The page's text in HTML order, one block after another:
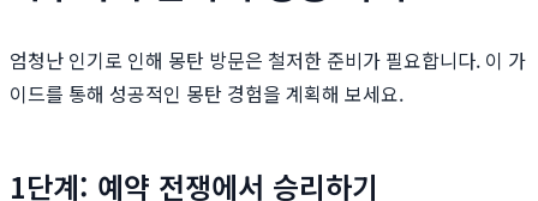
엄청난 인기로 인해 몽탄 방문은 철저한 준비가 필요합니다. 이 가
이드를 통해 성공적인 몽탄 경험을 계획해 보세요.
1단계: 예약 전쟁에서 승리하기